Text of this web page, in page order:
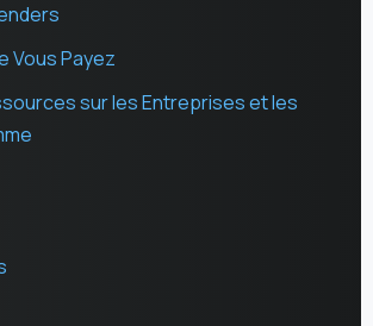
Vous Payez
sur les Entreprises et les